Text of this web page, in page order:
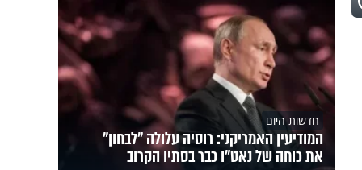
חדשות היום
המודיעין האמריקני: רוסיה עלולה "לבחון"
את כוחה של נאט"ו כבר בסתיו הקרוב